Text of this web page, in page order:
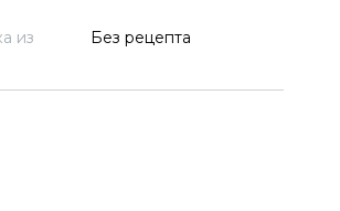
из
Без рецепта